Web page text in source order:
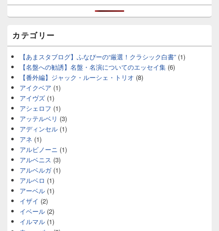
カテゴリー
【あまスタブログ】ふなぴーの“厳選！クラシック白書” (1)
【名盤への勧誘】名盤・名演についてのエッセイ集 (6)
【番外編】ジャック・ルーシェ・トリオ (8)
アイクベア (1)
アイヴズ (1)
アシェロフ (1)
アッテルベリ (3)
アディンセル (1)
アネ (1)
アルビノーニ (1)
アルベニス (3)
アルベルガ(1)
アルベロ (1)
アーベル (1)
イザイ (2)
イベール (2)
イルマル (1)